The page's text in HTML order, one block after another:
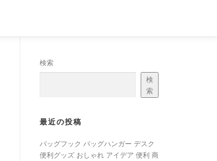
検索
検
索
最近の投稿
バッグフック バッグハンガー デスク
便利グッズ おしゃれ アイデア 便利 商